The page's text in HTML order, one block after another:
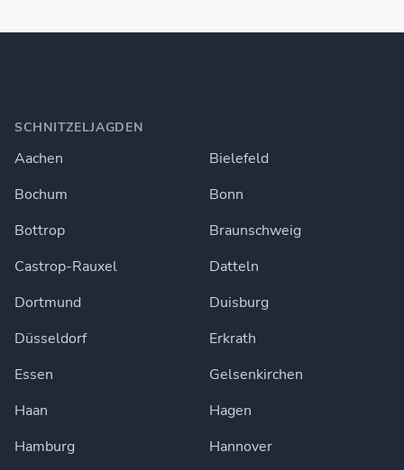
SCHNITZELJAGDEN
Aachen
Bielefeld
Bochum
Bonn
Bottrop
Braunschweig
Castrop-Rauxel
Datteln
Dortmund
Duisburg
Düsseldorf
Erkrath
Essen
Gelsenkirchen
Haan
Hagen
Hamburg
Hannover